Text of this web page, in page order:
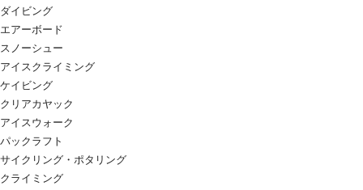
ダイビング
エアーボード
スノーシュー
アイスクライミング
ケイビング
クリアカヤック
アイスウォーク
パックラフト
サイクリング・ポタリング
クライミング